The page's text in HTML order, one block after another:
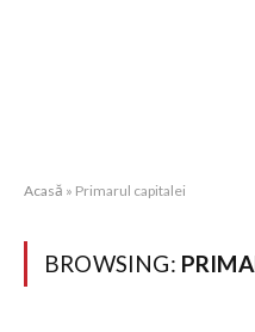
Acasă » Primarul capitalei
BROWSING: